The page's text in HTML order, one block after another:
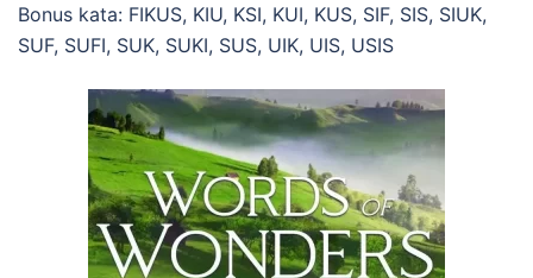
Bonus kata: FIKUS, KIU, KSI, KUI, KUS, SIF, SIS, SIUK,
SUF, SUFI, SUK, SUKI, SUS, UIK, UIS, USIS